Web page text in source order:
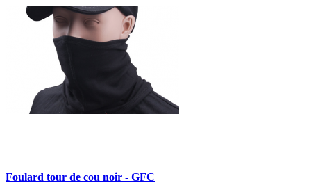
Foulard tour de cou noir - GFC